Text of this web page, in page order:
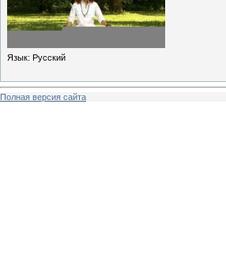
Язык: Русский
Полная версия сайта